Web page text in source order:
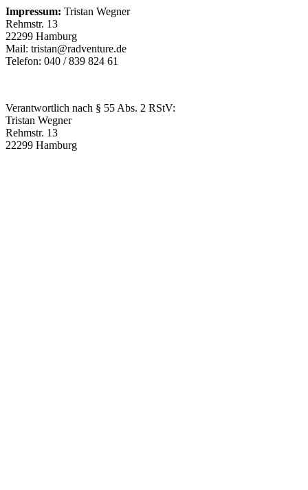
Impressum: Tristan Wegner
Rehmstr. 13
22299 Hamburg
Mail: tristan@radventure.de
Telefon: 040 / 839 824 61
Verantwortlich nach § 55 Abs. 2 RStV:
Tristan Wegner
Rehmstr. 13
22299 Hamburg